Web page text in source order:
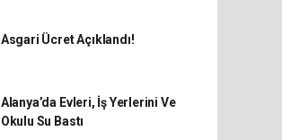
Asgari Ücret Açıklandı!
Alanya’da Evleri, İş Yerlerini Ve
Okulu Su Bastı